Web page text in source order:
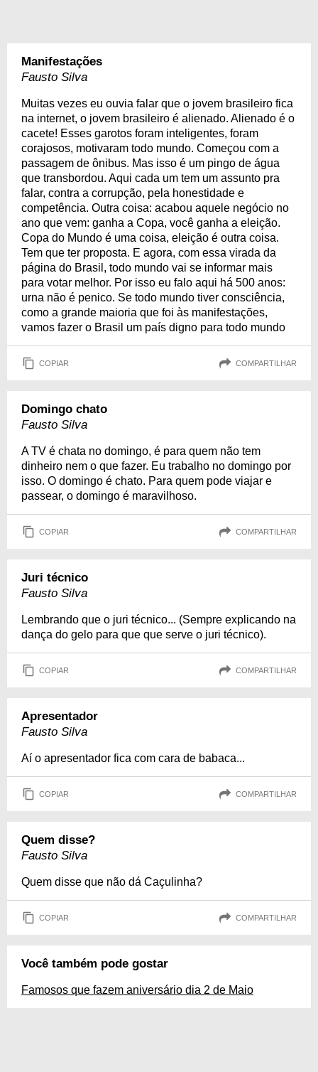
Manifestações
Fausto Silva
Muitas vezes eu ouvia falar que o jovem brasileiro fica
na internet, o jovem brasileiro é alienado. Alienado é o
cacete! Esses garotos foram inteligentes, foram
corajosos, motivaram todo mundo. Começou com a
passagem de ônibus. Mas isso é um pingo de água
que transbordou. Aqui cada um tem um assunto pra
falar, contra a corrupção, pela honestidade e
competência. Outra coisa: acabou aquele negócio no
ano que vem: ganha a Copa, você ganha a eleição.
Copa do Mundo é uma coisa, eleição é outra coisa.
Tem que ter proposta. E agora, com essa virada da
página do Brasil, todo mundo vai se informar mais
para votar melhor. Por isso eu falo aqui há 500 anos:
urna não é penico. Se todo mundo tiver consciência,
como a grande maioria que foi às manifestações,
vamos fazer o Brasil um país digno para todo mundo
COPIAR COMPARTILHAR
Domingo chato
Fausto Silva
A TV é chata no domingo, é para quem não tem
dinheiro nem o que fazer. Eu trabalho no domingo por
isso. O domingo é chato. Para quem pode viajar e
passear, o domingo é maravilhoso.
COPIAR COMPARTILHAR
Juri técnico
Fausto Silva
Lembrando que o juri técnico... (Sempre explicando na
dança do gelo para que que serve o juri técnico).
COPIAR COMPARTILHAR
Apresentador
Fausto Silva
Aí o apresentador fica com cara de babaca...
COPIAR COMPARTILHAR
Quem disse?
Fausto Silva
Quem disse que não dá Caçulinha?
COPIAR COMPARTILHAR
Você também pode gostar
Famosos que fazem aniversário dia 2 de Maio